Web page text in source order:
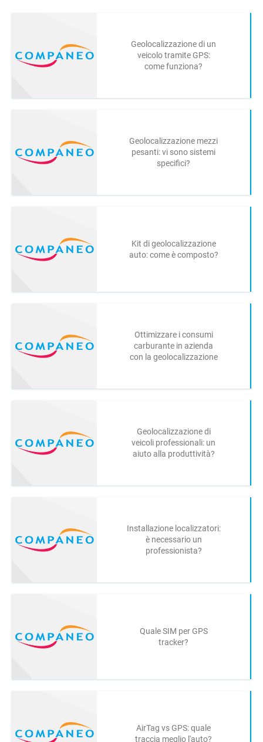
Geolocalizzazione di un
veicolo tramite GPS:
come funziona?
Geolocalizzazione mezzi
pesanti: vi sono sistemi
specifici?
Kit di geolocalizzazione
auto: come è composto?
Ottimizzare i consumi
carburante in azienda
con la geolocalizzazione
Geolocalizzazione di
veicoli professionali: un
aiuto alla produttività?
Installazione localizzatori:
è necessario un
professionista?
Quale SIM per GPS
tracker?
AirTag vs GPS: quale
traccia meglio l'auto?